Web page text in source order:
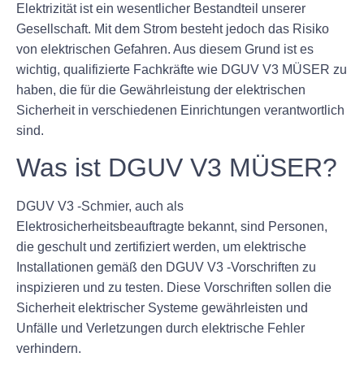
Elektrizität ist ein wesentlicher Bestandteil unserer
Gesellschaft. Mit dem Strom besteht jedoch das Risiko
von elektrischen Gefahren. Aus diesem Grund ist es
wichtig, qualifizierte Fachkräfte wie DGUV V3 MÜSER zu
haben, die für die Gewährleistung der elektrischen
Sicherheit in verschiedenen Einrichtungen verantwortlich
sind.
Was ist DGUV V3 MÜSER?
DGUV V3 -Schmier, auch als
Elektrosicherheitsbeauftragte bekannt, sind Personen,
die geschult und zertifiziert werden, um elektrische
Installationen gemäß den DGUV V3 -Vorschriften zu
inspizieren und zu testen. Diese Vorschriften sollen die
Sicherheit elektrischer Systeme gewährleisten und
Unfälle und Verletzungen durch elektrische Fehler
verhindern.